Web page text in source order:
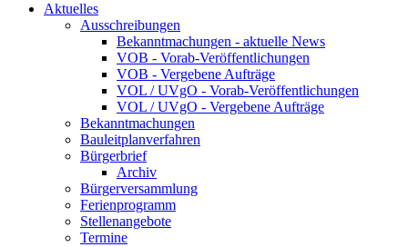
Aktuelles
Ausschreibungen
Bekanntmachungen - aktuelle News
VOB - Vorab-Veröffentlichungen
VOB - Vergebene Aufträge
VOL / UVgO - Vorab-Veröffentlichungen
VOL / UVgO - Vergebene Aufträge
Bekanntmachungen
Bauleitplanverfahren
Bürgerbrief
Archiv
Bürgerversammlung
Ferienprogramm
Stellenangebote
Termine